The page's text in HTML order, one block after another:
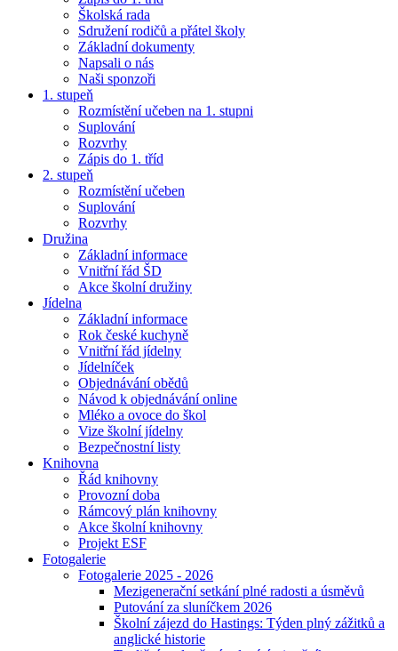
Školská rada
Sdružení rodičů a přátel školy
Základní dokumenty
Napsali o nás
Naši sponzoři
1. stupeň
Rozmístění učeben na 1. stupni
Suplování
Rozvrhy
Zápis do 1. tříd
2. stupeň
Rozmístění učeben
Suplování
Rozvrhy
Družina
Základní informace
Vnitřní řád ŠD
Akce školní družiny
Jídelna
Základní informace
Rok české kuchyně
Vnitřní řád jídelny
Jídelníček
Objednávání obědů
Návod k objednávání online
Mléko a ovoce do škol
Vize školní jídelny
Bezpečnostní listy
Knihovna
Řád knihovny
Provozní doba
Rámcový plán knihovny
Akce školní knihovny
Projekt ESF
Fotogalerie
Fotogalerie 2025 - 2026
Mezigenerační setkání plné radosti a úsměvů
Putování za sluníčkem 2026
Školní zájezd do Hastings: Týden plný zážitků a
anglické historie